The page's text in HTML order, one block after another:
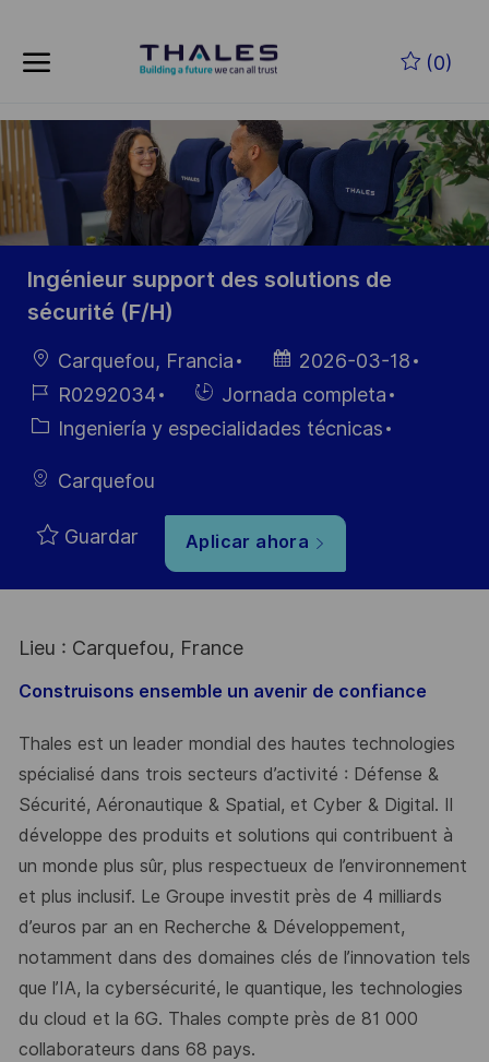
(0)
-
Ingénieur support des solutions de
sécurité (F/H)
Ubicación
Carquefou, Francia
Fecha de
publicación
2026-03-18
ID de
empleo
R0292034
Hiring
Type
Jornada completa
Categoría
Ingeniería y especialidades técnicas
Carquefou
Guardar Aplicar ahora
Lieu : Carquefou, France
Construisons ensemble un avenir de confiance
Thales est un leader mondial des hautes technologies
spécialisé dans trois secteurs d’activité : Défense &
Sécurité, Aéronautique & Spatial, et Cyber & Digital. Il
développe des produits et solutions qui contribuent à
un monde plus sûr, plus respectueux de l’environnement
et plus inclusif. Le Groupe investit près de 4 milliards
d’euros par an en Recherche & Développement,
notamment dans des domaines clés de l’innovation tels
que l’IA, la cybersécurité, le quantique, les technologies
du cloud et la 6G. Thales compte près de 81 000
collaborateurs dans 68 pays.